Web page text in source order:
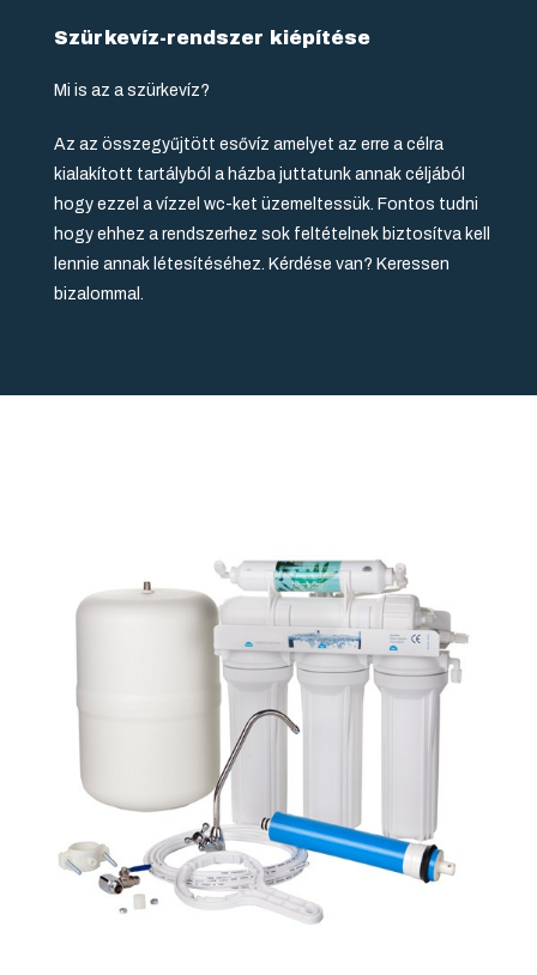
Szürkevíz-rendszer kiépítése
Mi is az a szürkevíz?
Az az összegyűjtött esővíz amelyet az erre a célra
kialakított tartályból a házba juttatunk annak céljából
hogy ezzel a vízzel wc-ket üzemeltessük. Fontos tudni
hogy ehhez a rendszerhez sok feltételnek biztosítva kell
lennie annak létesítéséhez. Kérdése van? Keressen
bizalommal.